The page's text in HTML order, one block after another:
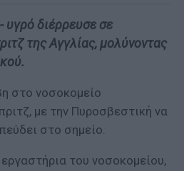
διέρρευσε σε
της Αγγλίας, μολύνοντας
στο νοσοκομείο
με την Πυροσβεστική να
στο σημείο.
του νοσοκομείου,